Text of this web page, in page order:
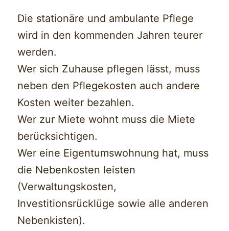
Die stationäre und ambulante Pflege
wird in den kommenden Jahren teurer
werden.
Wer sich Zuhause pflegen lässt, muss
neben den Pflegekosten auch andere
Kosten weiter bezahlen.
Wer zur Miete wohnt muss die Miete
berücksichtigen.
Wer eine Eigentumswohnung hat, muss
die Nebenkosten leisten
(Verwaltungskosten,
Investitionsrücklüge sowie alle anderen
Nebenkisten).